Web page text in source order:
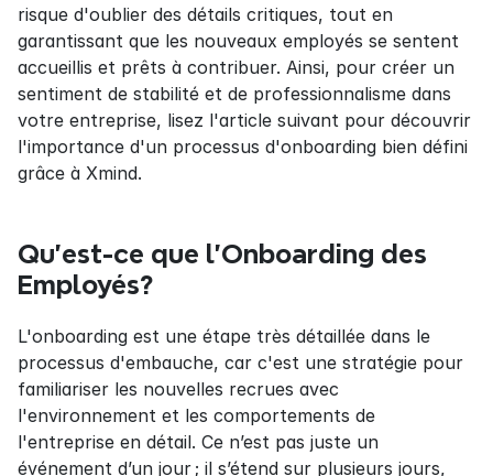
risque d'oublier des détails critiques, tout en
garantissant que les nouveaux employés se sentent
accueillis et prêts à contribuer. Ainsi, pour créer un
sentiment de stabilité et de professionnalisme dans
votre entreprise, lisez l'article suivant pour découvrir
l'importance d'un processus d'onboarding bien défini
grâce à Xmind.
Qu'est-ce que l'Onboarding des
Employés?
L'onboarding est une étape très détaillée dans le
processus d'embauche, car c'est une stratégie pour
familiariser les nouvelles recrues avec
l'environnement et les comportements de
l'entreprise en détail. Ce n’est pas juste un
événement d’un jour ; il s’étend sur plusieurs jours,